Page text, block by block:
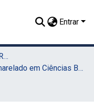
Entrar
01. Universidade Federal Rural de Pernambuco - UFRPE (Sede)
Bacharelado em Ciências Biológicas (Sede)